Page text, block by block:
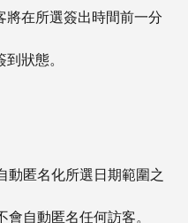
在所選簽出時間前一分
狀態。
匿名化所選日期範圍之
自動匿名任何訪客。